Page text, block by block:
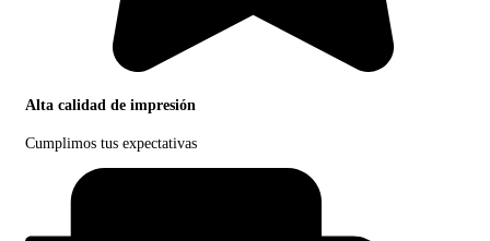
Alta calidad de impresión
Cumplimos tus expectativas